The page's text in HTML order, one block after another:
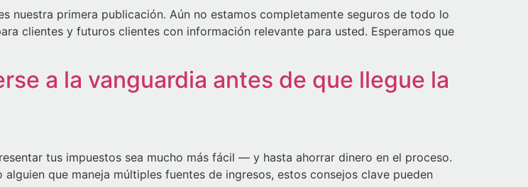
nuestra primera publicación. Aún no estamos completamente seguros de todo lo
clientes y futuros clientes con información relevante para usted. Esperamos que
a la vanguardia antes de que llegue la
tus impuestos sea mucho más fácil — y hasta ahorrar dinero en el proceso.
que maneja múltiples fuentes de ingresos, estos consejos clave pueden